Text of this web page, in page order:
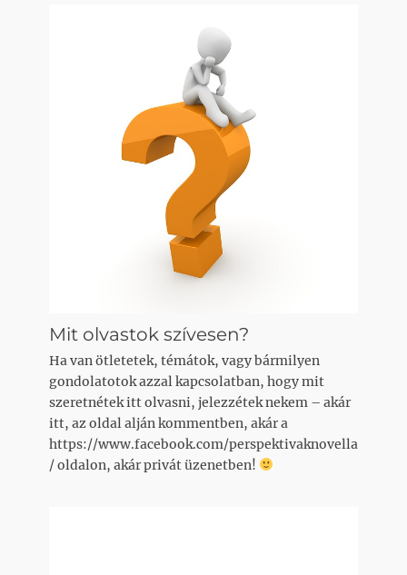
Mit olvastok szívesen?
Ha van ötletetek, témátok, vagy bármilyen
gondolatotok azzal kapcsolatban, hogy mit
szeretnétek itt olvasni, jelezzétek nekem – akár
itt, az oldal alján kommentben, akár a
https://www.facebook.com/perspektivaknovella
/ oldalon, akár privát üzenetben!